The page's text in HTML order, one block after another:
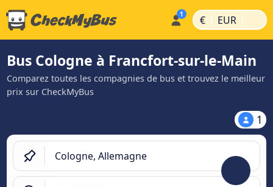
€ | EUR |
Bus Cologne à Francfort-sur-le-Main
Comparez toutes les compagnies de bus et trouvez le meilleur
prix sur CheckMyBus
1